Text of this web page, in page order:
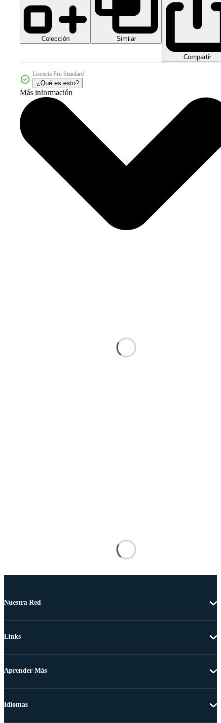
Colección Similar
Compartir
Licencia Pro Standard
¿Qué es esto?
Más información
Nuestra Red
Links
Aprender Más
Idiomas